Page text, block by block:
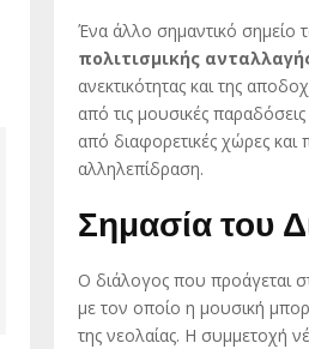
Ένα άλλο σημαντικό σημείο
πολιτισμικής
ανεκτικότητας και της
από τις μουσικές
από διαφορετικές χώρες και
αλληλεπίδραση.
Σημασία του
Ο διάλογος που προάγεται
με τον οποίο η μουσική
της νεολαίας. Η συμμετοχή